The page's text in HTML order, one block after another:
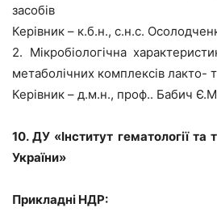
засобів
Керівник – к.б.н., с.н.с.
2. Мікробіологічна
метаболічних комплексів лакто-
Керівник – д.м.н., проф.. Бабич
10. ДУ «Інститут гематології та
України»
Прикладні НДР: